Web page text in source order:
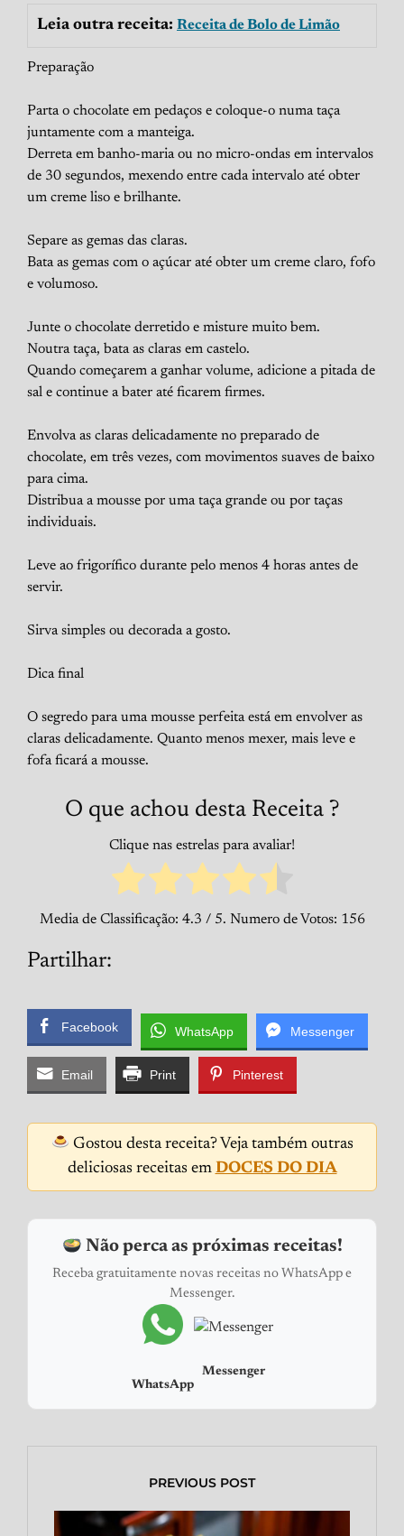
Leia outra receita: Receita de Bolo de Limão
Preparação
Parta o chocolate em pedaços e coloque-o numa taça
juntamente com a manteiga.
Derreta em banho-maria ou no micro-ondas em intervalos
de 30 segundos, mexendo entre cada intervalo até obter
um creme liso e brilhante.
Separe as gemas das claras.
Bata as gemas com o açúcar até obter um creme claro, fofo
e volumoso.
Junte o chocolate derretido e misture muito bem.
Noutra taça, bata as claras em castelo.
Quando começarem a ganhar volume, adicione a pitada de
sal e continue a bater até ficarem firmes.
Envolva as claras delicadamente no preparado de
chocolate, em três vezes, com movimentos suaves de baixo
para cima.
Distribua a mousse por uma taça grande ou por taças
individuais.
Leve ao frigorífico durante pelo menos 4 horas antes de
servir.
Sirva simples ou decorada a gosto.
Dica final
O segredo para uma mousse perfeita está em envolver as
claras delicadamente. Quanto menos mexer, mais leve e
fofa ficará a mousse.
O que achou desta Receita ?
Clique nas estrelas para avaliar!
Media de Classificação: 4.3 / 5. Numero de Votos: 156
Partilhar:
Facebook WhatsApp Messenger
Email Print Pinterest
Gostou desta receita? Veja também outras
deliciosas receitas em DOCES DO DIA
Não perca as próximas receitas!
Receba gratuitamente novas receitas no WhatsApp e
Messenger.
WhatsApp
Messenger
PREVIOUS POST